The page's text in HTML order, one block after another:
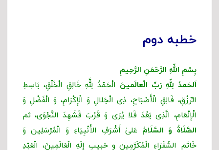
خطبه دوم
بِسْمِ اللّهِ الرَّحْمَنِ الرَّحِیمِ
اَلحَمدُ لِلّهِ رَبِّ الْعالَمینَ الْحَمْدُ لِلَّهِ خَالِقِ الْخَلْقِ، بَاسِطِ
الرِّزْقِ، فَالِقِ الْأَصْبَاحِ، ذِی الْجَلالِ وَ الْإِکْرَامِ، وَ الْفَضْلِ وَ
الْإِنْعَامِ، الَّذِی بَعُدَ فَلا یُرَى وَ قَرُبَ فَشَهِدَ النَّجْوَى، ثم
الصَّلَاةُ وَ السَّلَامُ عَلیٰ أَشْرَفِ الأَنْبِیَاءِ وَ الْمُرْسَلِین وَ
خَاتَمِ السُّفَرَاءِ الْمُکَرَّمِین و حَبِیبِ إِلَهِ الْعَالَمِینَ، الْعَبْدِ